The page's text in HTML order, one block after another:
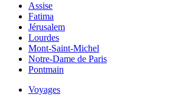
Assise
Fatima
Jérusalem
Lourdes
Mont-Saint-Michel
Notre-Dame de Paris
Pontmain
Voyages